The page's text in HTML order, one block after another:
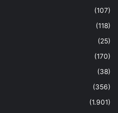
(107)
(118)
(25)
(170)
(38)
(356)
(1.901)